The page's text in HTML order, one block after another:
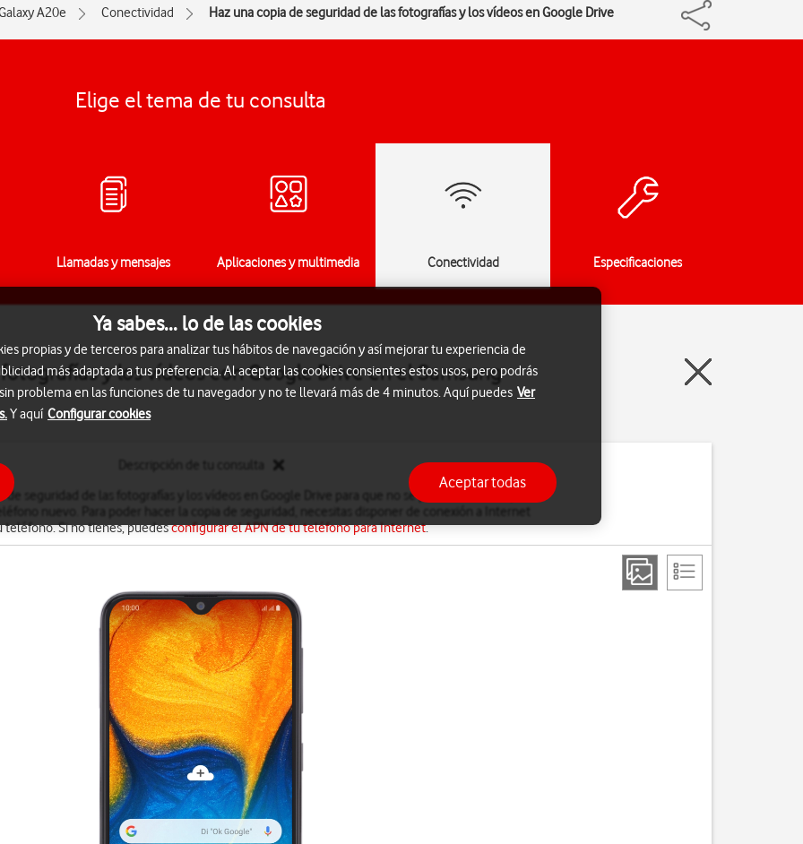
A20e Conectividad Haz una copia de seguridad de las fotografías y los vídeos en Google Drive
Elige el tema de tu consulta
Llamadas y mensajes Aplicaciones y multimedia Conectividad Especificaciones
y los vídeos con Google Drive en el Samsung
de seguridad de las fotografías y los vídeos en Google Drive para que no se pierdan cuando, por
teléfono. Si no tienes, puedesconfigurar el APN de tu teléfono para Internet.
Ya sabes... lo de las cookies
propias y de terceros para analizar tus hábitos de navegación y así mejorar tu experiencia de
más adaptada a tus preferencia. Al aceptar las cookies consientes estos usos, pero podrás
problema en las funciones de tu navegador y no te llevará más de 4 minutos. Aquí puedes Ver
Y aquí Configurar cookies
Aceptar todas